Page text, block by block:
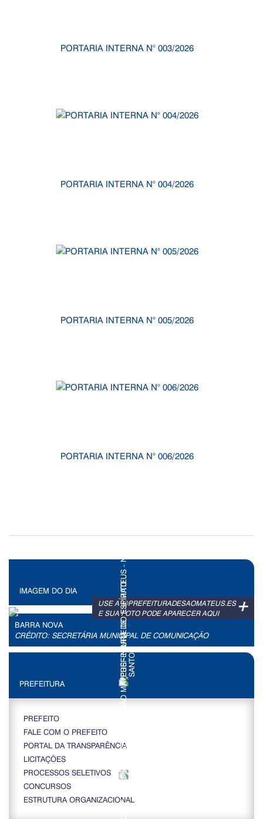
PORTARIA INTERNA N° 003/2026
PORTARIA INTERNA N° 004/2026
PORTARIA INTERNA N° 005/2026
PORTARIA INTERNA N° 006/2026
IMAGEM DO DIA
+
USE A @PREFEITURADESAOMATEUS.ES
E SUA FOTO PODE APARECER AQUI
BARRA NOVA
CRÉDITO: SECRETÁRIA MUNICIPAL DE COMUNICAÇÃO
PREFEITURA
PREFEITO
FALE COM O PREFEITO
PORTAL DA TRANSPARÊNCIA
LICITAÇÕES
PROCESSOS SELETIVOS
CONCURSOS
ESTRUTURA ORGANIZACIONAL